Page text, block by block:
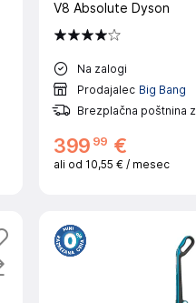
V8 Absolute Dyson
Na zalogi
Prodajalec Big Bang
Brezplačna poštnina
399 99 €
ali od 10,55 € / mesec